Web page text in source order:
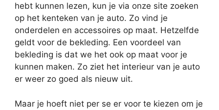
hebt kunnen lezen, kun je via onze site zoeken
op het kenteken van je auto. Zo vind je
onderdelen en accessoires op maat. Hetzelfde
geldt voor de bekleding. Een voordeel van
bekleding is dat we het ook op maat voor je
kunnen maken. Zo ziet het interieur van je auto
er weer zo goed als nieuw uit.
Maar je hoeft niet per se er voor te kiezen om je